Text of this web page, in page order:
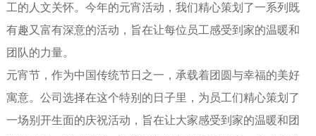
技术支持
售后服务
联系我们
工的人文关怀。今年的元宵活动，我们精心策划了一系列既
有趣又富有深意的活动，旨在让每位员工感受到家的温暖和
团队的力量。
元宵节，作为中国传统节日之一，承载着团圆与幸福的美好
寓意。公司选择在这个特别的日子里，为员工们精心策划了
一场别开生面的庆祝活动，旨在让大家感受到家的温暖和团